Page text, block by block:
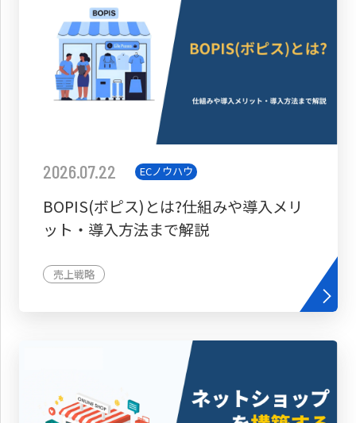
2026.07.22 ECノウハウ
BOPIS(ボピス)とは?仕組みや導入メリ
ット・導入方法まで解説
売上戦略